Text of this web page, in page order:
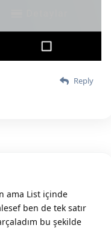
Reply
ama List içinde
ben de tek satır
bu şekilde